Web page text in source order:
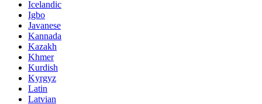
Icelandic
Igbo
Javanese
Kannada
Kazakh
Khmer
Kurdish
Kyrgyz
Latin
Latvian